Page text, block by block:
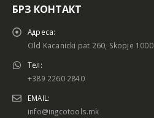
БРЗ КОНТАКТ
Адреса:
Old Kacanicki pat 260, Skopje 1000
Тел:
+389 2260 2840
EMAIL:
info@ingcotools.mk